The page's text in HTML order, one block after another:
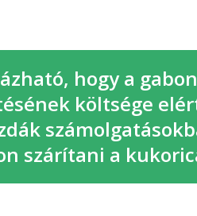
hogy a
költsége
szárítani a